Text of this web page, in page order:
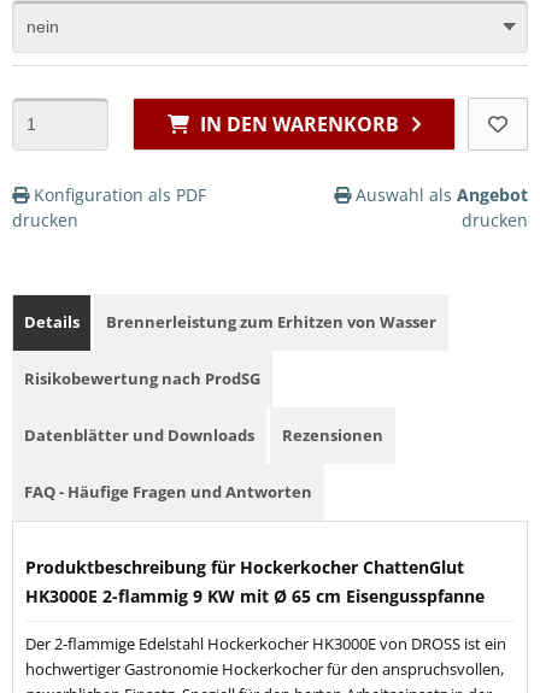
IN DEN WARENKORB
Konfiguration als PDF
drucken
Auswahl als Angebot
drucken
Details Brennerleistung zum Erhitzen von Wasser
Risikobewertung nach ProdSG
Datenblätter und Downloads Rezensionen
FAQ - Häufige Fragen und Antworten
Produktbeschreibung für Hockerkocher ChattenGlut
HK3000E 2-flammig 9 KW mit Ø 65 cm Eisengusspfanne
Der 2-flammige Edelstahl Hockerkocher HK3000E von DROSS ist ein
hochwertiger Gastronomie Hockerkocher für den anspruchsvollen,